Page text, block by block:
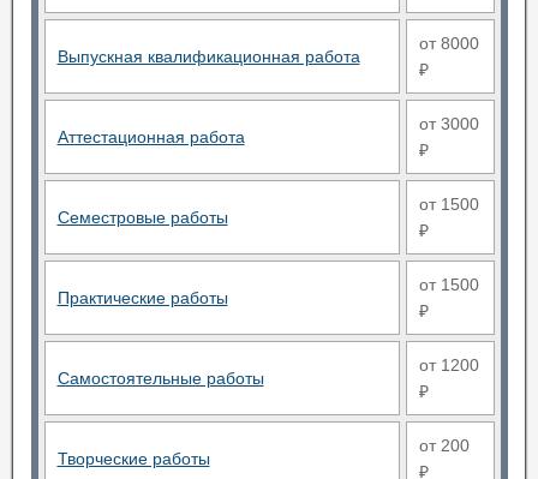
Выпускная квалификационная работа
от 8000
₽
Аттестационная работа
от 3000
₽
Семестровые работы
от 1500
₽
Практические работы
от 1500
₽
Самостоятельные работы
от 1200
₽
Творческие работы
от 200
₽